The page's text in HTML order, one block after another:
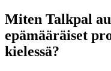
Miten Talkpal
epämääräiset
kielessä?